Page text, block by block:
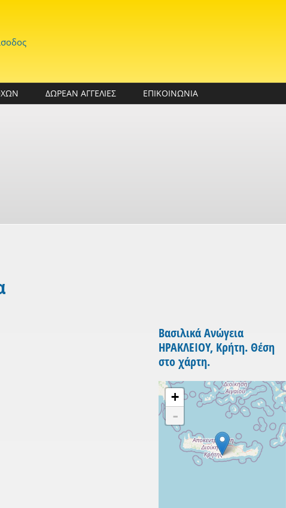
ΔΩΡΕΑΝ ΑΓΓΕΛΙΕΣ ΕΠΙΚΟΙΝΩΝΙΑ
Βασιλικά Ανώγεια
ΗΡΑΚΛΕΙΟΥ, Κρήτη. Θέση
στο χάρτη.
+
-